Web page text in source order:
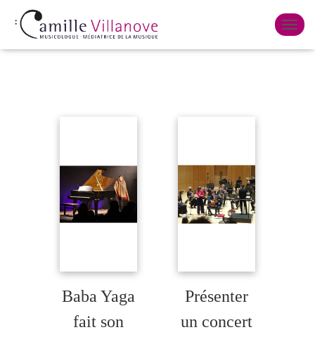
O
U
BLOG
Baba Yaga
fait son
Présenter
un concert